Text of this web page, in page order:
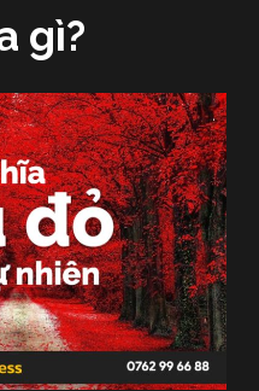
gì?